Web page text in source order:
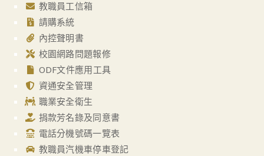
教職員工信箱
請購系統
內控聲明書
校園網路問題報修
ODF文件應用工具
資通安全管理
職業安全衛生
捐款芳名錄及同意書
電話分機號碼一覽表
教職員汽機車停車登記